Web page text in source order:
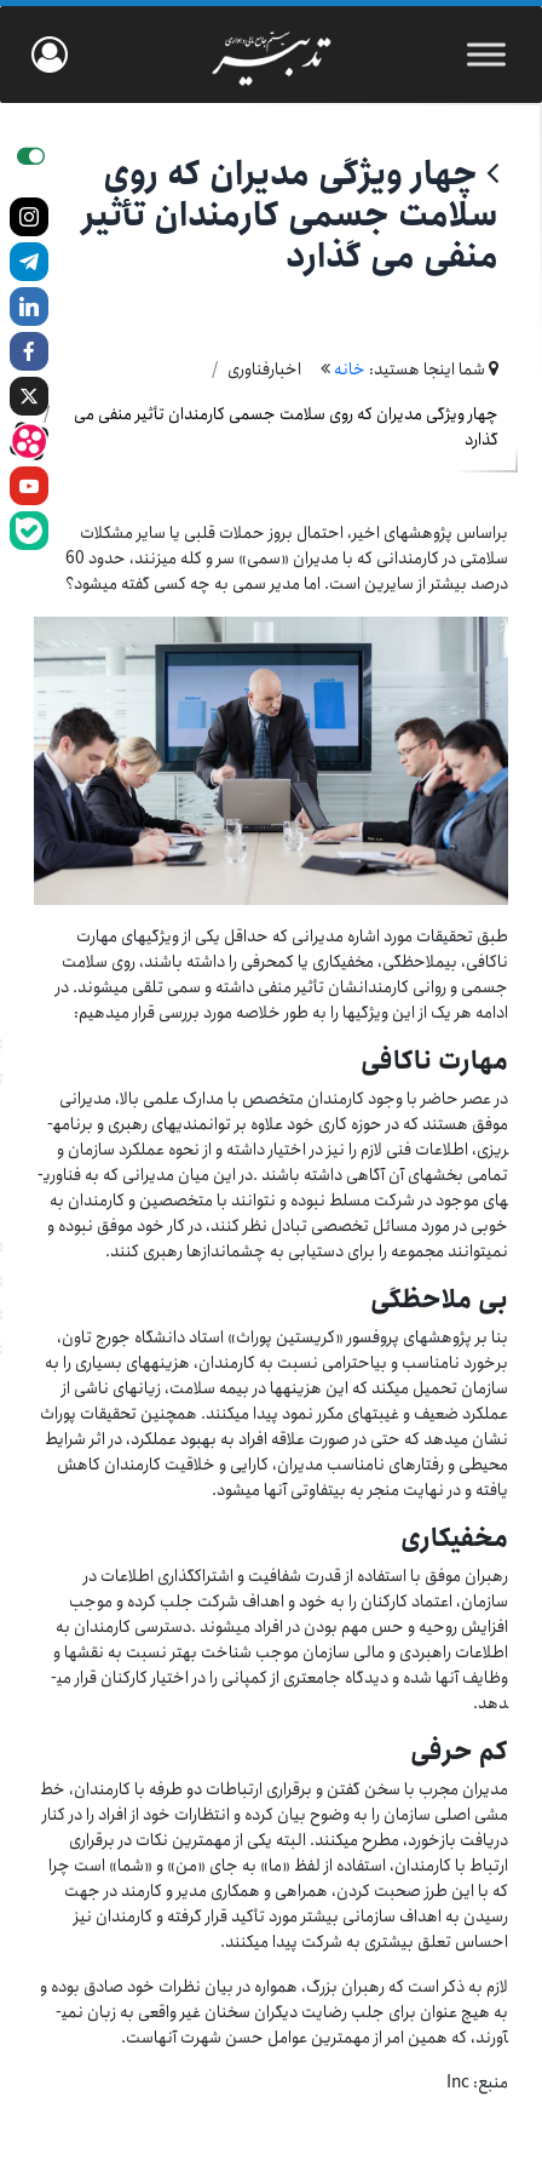
چهار ویژگی مدیران که روی
سلامت جسمی کارمندان تأثیر
منفی می گذارد
شما اینجا هستید: خانه
اخبارفناوری
چهار ویژگی مدیران که روی سلامت جسمی کارمندان تأثیر منفی می
گذارد
براساس پژوهش­های اخیر، احتمال بروز حملات قلبی یا سایر مشکلات
سلامتی در کارمندانی که با مدیران «سمی» سر و کله میزنند، حدود 60
درصد بیشتر از سایرین است. اما مدیر سمی به چه کسی گفته می­شود؟
طبق تحقیقات مورد اشاره مدیرانی که حداقل یکی از ویژگی­های مهارت
ناکافی، بی­ملاحظگی، مخفی­کاری یا کم­حرفی را داشته باشند، روی سلامت
جسمی و روانی کارمندانشان تأثیر منفی داشته و سمی تلقی می­شوند. در
ادامه هر یک از این ویژگی­ها را به طور خلاصه مورد بررسی قرار می­دهیم:
مهارت ناکافی
در عصر حاضر با وجود کارمندان متخصص با مدارک علمی بالا، مدیرانی
موفق هستند که در حوزه کاری خود علاوه بر توانمندی­های رهبری و برنامه­
ریزی، اطلاعات فنی لازم را نیز در اختیار داشته و از نحوه عملکرد سازمان و
تمامی بخش­های آن آگاهی داشته باشند .در این میان مدیرانی که به فناوری­
های موجود در شرکت مسلط نبوده و نتوانند با متخصصین و کارمندان به
خوبی در مورد مسائل تخصصی تبادل نظر کنند، در کار خود موفق نبوده و
نمی­توانند مجموعه را برای دستیابی به چشم­اندازها رهبری کنند.
بی ملاحظگی
بنا بر پژوهش­های پروفسور «کریستین پوراث» استاد دانشگاه جورج تاون،
برخورد نامناسب و بی­احترامی نسبت به کارمندان، هزینه­های بسیاری را به
سازمان تحمیل می­کند که این هزینه­ها در بیمه سلامت، زیان­های ناشی از
عملکرد ضعیف و غیبت­های مکرر نمود پیدا می­کنند. همچنین تحقیقات پوراث
نشان می­دهد که حتی در صورت علاقه افراد به بهبود عملکرد، در اثر شرایط
محیطی و رفتارهای نامناسب مدیران، کارایی و خلاقیت کارمندان کاهش
یافته و در نهایت منجر به بی­تفاوتی آنها می­شود.
مخفی­کاری
رهبران موفق با استفاده از قدرت شفافیت و اشتراک­گذاری اطلاعات در
سازمان، اعتماد کارکنان را به خود و اهداف شرکت جلب کرده و موجب
افزایش روحیه و حس مهم بودن در افراد می­شوند .دسترسی کارمندان به
اطلاعات راهبردی و مالی سازمان موجب شناخت بهتر نسبت به نقش­ها و
وظایف آنها شده و دیدگاه جامع­تری از کمپانی را در اختیار کارکنان قرار می­
دهد.
کم حرفی
مدیران مجرب با سخن گفتن و برقراری ارتباطات دو طرفه با کارمندان، خط
مشی اصلی سازمان را به وضوح بیان کرده و انتظارات خود از افراد را در کنار
دریافت بازخورد، مطرح می­کنند. البته یکی از مهم­ترین نکات در برقراری
ارتباط با کارمندان، استفاده از لفظ «ما» به جای «من» و «شما» است چرا
که با این طرز صحبت کردن، همراهی و همکاری مدیر و کارمند در جهت
رسیدن به اهداف سازمانی بیشتر مورد تأکید قرار گرفته و کارمندان نیز
احساس تعلق بیشتری به شرکت پیدا می­کنند.
لازم به ذکر است که رهبران بزرگ، همواره در بیان نظرات خود صادق بوده و
به هیچ عنوان برای جلب رضایت دیگران سخنان غیر واقعی به زبان نمی­
آورند، که همین امر از مهم­ترین عوامل حسن شهرت آنهاست.
منبع: Inc